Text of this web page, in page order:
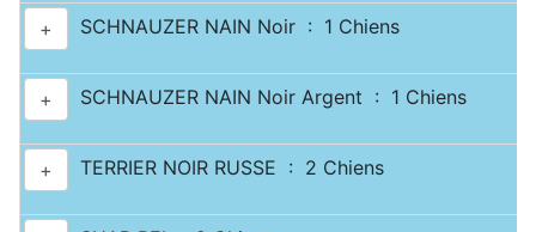
+ SCHNAUZER NAIN Noir : 1 Chiens
+ SCHNAUZER NAIN Noir Argent : 1 Chiens
+ TERRIER NOIR RUSSE : 2 Chiens